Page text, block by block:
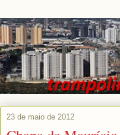
23 de maio de 2012